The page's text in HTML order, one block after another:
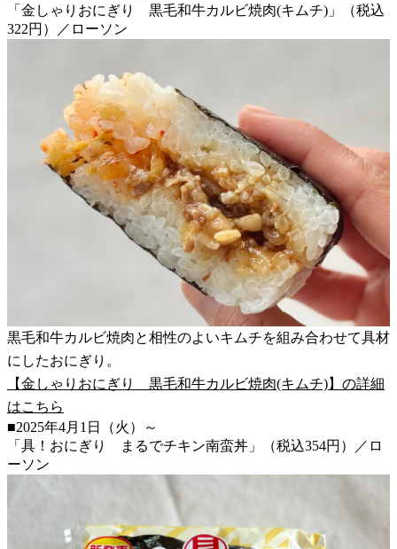
「金しゃりおにぎり 黒毛和牛カルビ焼肉(キムチ)」（税込
322円）／ローソン
黒毛和牛カルビ焼肉と相性のよいキムチを組み合わせて具材
にしたおにぎり。
【金しゃりおにぎり 黒毛和牛カルビ焼肉(キムチ)】の詳細
はこちら
■2025年4月1日（火）～
「具！おにぎり まるでチキン南蛮丼」（税込354円）／ロ
ーソン